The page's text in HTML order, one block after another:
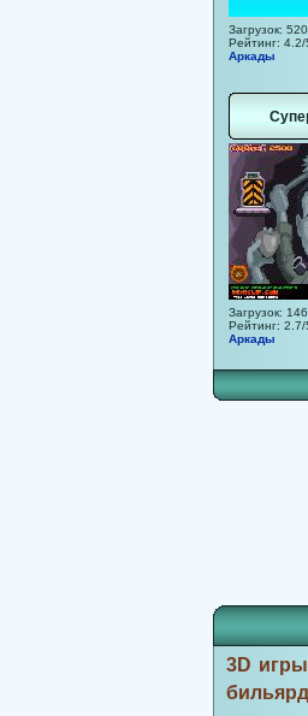
Загрузок:
Рейтинг: 4.2/
Аркады
Загрузок:
Рейтинг: 2.7/
Аркады
3D игры
бильярд